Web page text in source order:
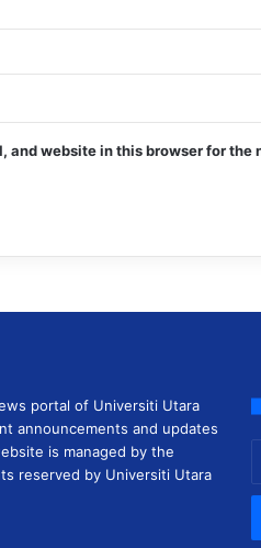
and website in this browser for the
portal of Universiti Utara
announcements and updates
is managed by the
reserved by Universiti Utara